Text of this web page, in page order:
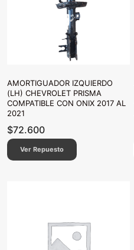
AMORTIGUADOR IZQUIERDO
(LH) CHEVROLET PRISMA
COMPATIBLE CON ONIX 2017 AL
2021
$72.600
Ver Repuesto